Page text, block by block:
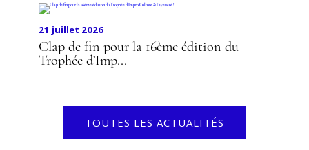
21 juillet 2026
Clap de fin pour la 16ème édition du
Trophée d’Imp...
TOUTES LES ACTUALITÉS